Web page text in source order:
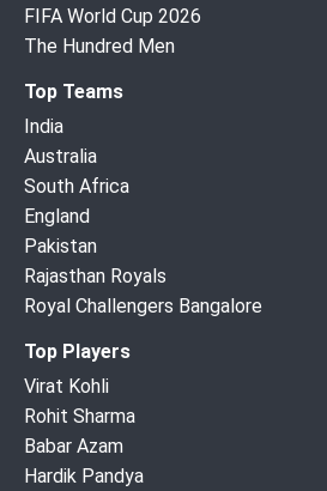
FIFA World Cup 2026
The Hundred Men
Top Teams
India
Australia
South Africa
England
Pakistan
Rajasthan Royals
Royal Challengers Bangalore
Top Players
Virat Kohli
Rohit Sharma
Babar Azam
Hardik Pandya